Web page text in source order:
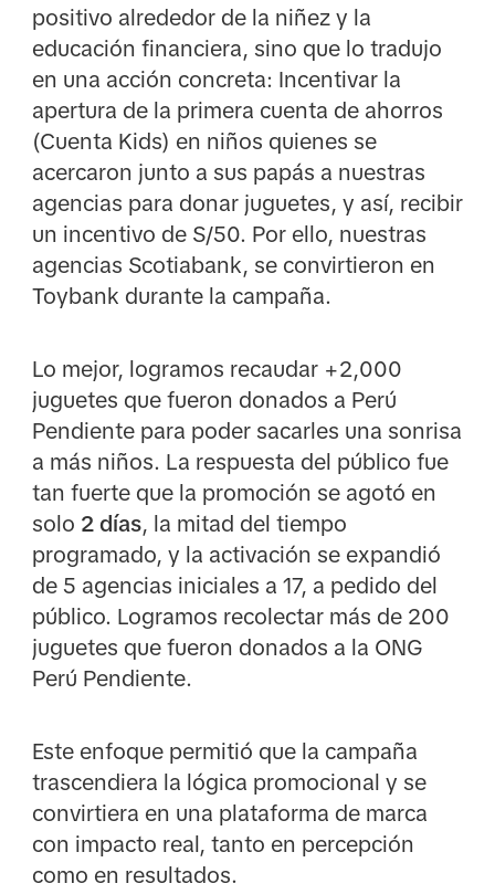
positivo alrededor de la niñez y la
educación financiera, sino que lo tradujo
en una acción concreta: Incentivar la
apertura de la primera cuenta de ahorros
(Cuenta Kids) en niños quienes se
acercaron junto a sus papás a nuestras
agencias para donar juguetes, y así, recibir
un incentivo de S/50. Por ello, nuestras
agencias Scotiabank, se convirtieron en
Toybank durante la campaña.
Lo mejor, logramos recaudar +2,000
juguetes que fueron donados a Perú
Pendiente para poder sacarles una sonrisa
a más niños. La respuesta del público fue
tan fuerte que la promoción se agotó en
solo 2 días, la mitad del tiempo
programado, y la activación se expandió
de 5 agencias iniciales a 17, a pedido del
público. Logramos recolectar más de 200
juguetes que fueron donados a la ONG
Perú Pendiente.
Este enfoque permitió que la campaña
trascendiera la lógica promocional y se
convirtiera en una plataforma de marca
con impacto real, tanto en percepción
como en resultados.